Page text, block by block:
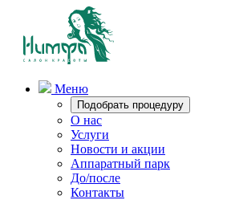
Меню
Подобрать процедуру
О нас
Услуги
Новости и акции
Аппаратный парк
До/после
Контакты